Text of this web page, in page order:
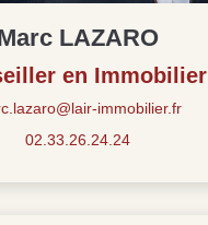
LAZARO
en Immobilier
immobilier.fr
02.33.26.24.24